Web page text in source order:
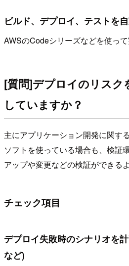
ビルド、デプロイ、テストを
AWSのCodeシリーズなどを使って
[質問]デプロイのリスク
していますか？
主にアプリケーション開発に関す
ソフトを使っている場合も、検証
アップや変更などの検証ができる
チェック項目
デプロイ失敗時のシナリオを
など)